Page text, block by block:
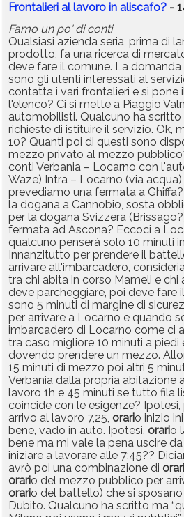
Frontalieri al lavoro in aliscafo? -
Famo un po' di conti
Qualsiasi azienda seria, prima di
prodotto, fa una ricerca di
deve fare il comune. La domanda
sono gli utenti interessati al
contatta i vari frontalieri e si pone
l'elenco? Ci si mette a Piaggio
automobilisti. Qualcuno ha
richieste di istituire il servizio. Ok,
10? Quanti poi di questi sono
mezzo privato al mezzo
conti Verbania – Locarno con
Waze) Intra – Locarno (via
prevediamo una fermata a
la dogana a Cannobio, sosta
per la dogana Svizzera
fermata ad Ascona? Eccoci a
qualcuno penserà solo 10 minuti
Innanzitutto per prendere il
arrivare all'imbarcadero,
tra chi abita in corso Mameli e chi
deve parcheggiare, poi deve fare
sono 5 minuti di margine di
per arrivare a Locarno e quando
imbarcadero di Locarno come ci
tra caso migliore 10 minuti a piedi
dovendo prendere un mezzo.
15 minuti di mezzo poi altri 5
Verbania dalla propria abitazione
lavoro 1h e 45 minuti se tutto fila
coincide con le esigenze?
arrivo al lavoro 7,25, orario inizio
bene, vado in auto. Ipotesi, orario
bene ma mi vale la pena uscire
iniziare a lavorare alle 7:45??
avrò poi una combinazione di orari
orario del mezzo pubblico per
orario del battello) che si
Dubito. Qualcuno ha scritto ma